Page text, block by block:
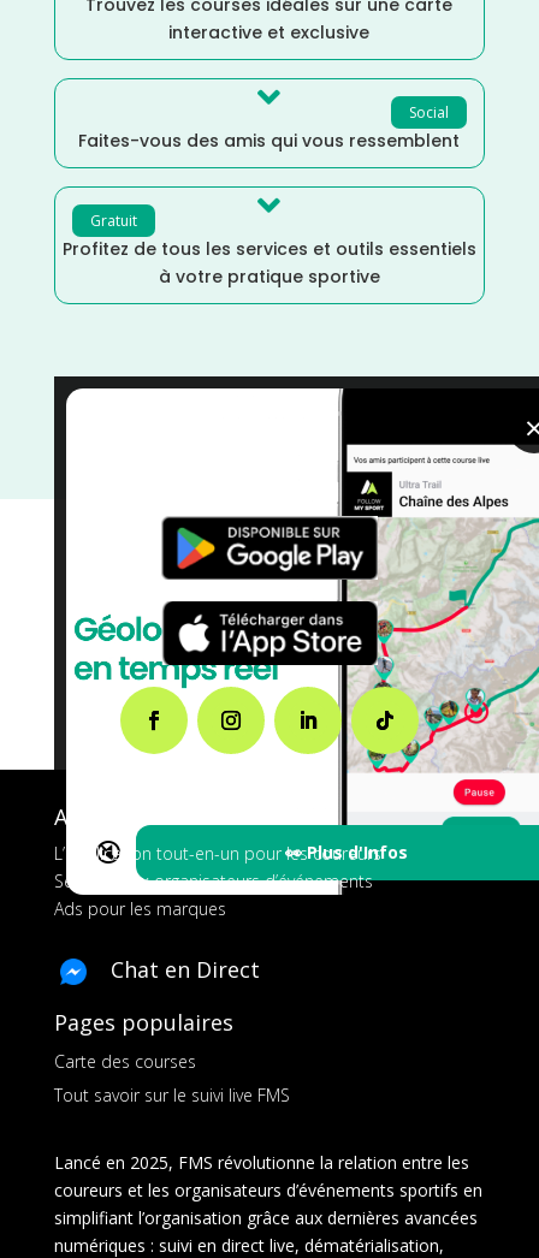
interactive et exclusive
Social

Faites-vous des amis qui vous ressemblent
Gratuit 
Profitez de tous les services et outils essentiels
à votre pratique sportive
🔇 👀 Plus d'Infos
Dénivelé Montagne/courses/
/ Août
A propos de FMS
L’application tout-en-un pour les coureurs
Services aux organisateurs d’événements
Ads pour les marques
Chat en Direct
Pages populaires
Carte des courses
Tout savoir sur le suivi live FMS
Lancé en 2025, FMS révolutionne la relation entre les
coureurs et les organisateurs d’événements sportifs en
simplifiant l’organisation grâce aux dernières avancées
numériques : suivi en direct live, dématérialisation,